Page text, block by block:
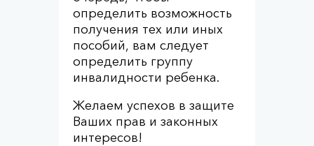
определить возможность
получения тех или иных
пособий, вам следует
определить группу
инвалидности ребенка.
Желаем успехов в защите
Ваших прав и законных
интересов!